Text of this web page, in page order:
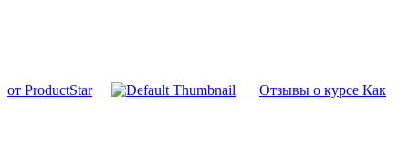
от ProductStar Отзывы о курсе Как